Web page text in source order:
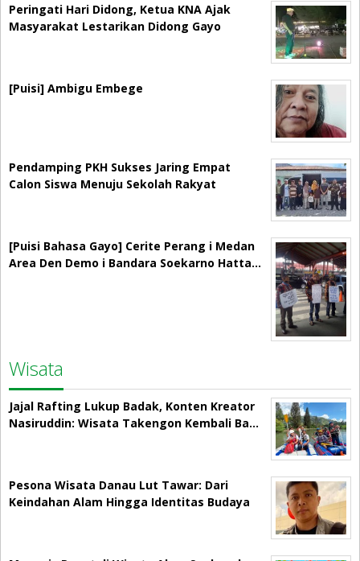
Peringati Hari Didong, Ketua KNA Ajak
Masyarakat Lestarikan Didong Gayo
[Puisi] Ambigu Embege
Pendamping PKH Sukses Jaring Empat
Calon Siswa Menuju Sekolah Rakyat
[Puisi Bahasa Gayo] Cerite Perang i Medan
Area Den Demo i Bandara Soekarno Hatta…
Wisata
Jajal Rafting Lukup Badak, Konten Kreator
Nasiruddin: Wisata Takengon Kembali Ba…
Pesona Wisata Danau Lut Tawar: Dari
Keindahan Alam Hingga Identitas Budaya